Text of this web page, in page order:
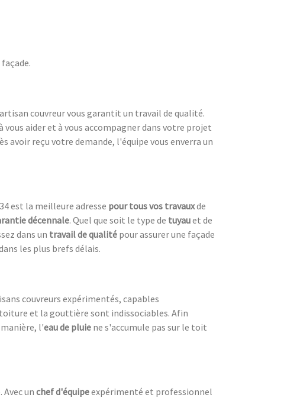
couvreur vous garantit un travail de qualité.
vous aider et à vous accompagner dans votre projet
reçu votre demande, l'équipe vous enverra un
est la meilleure adresse pour tous vos travauxde
décennale. Quel que soit le type de tuyauet de
dans un travail de qualité pour assurer une façade
les plus brefs délais.
couvreurs expérimentés, capables
et la gouttière sont indissociables. Afin
l'eau de pluie ne s'accumule pas sur le toit
un chef d'équipeexpérimenté et professionnel